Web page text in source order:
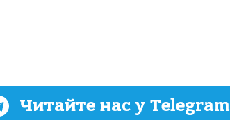
Читайте нас у Telegram